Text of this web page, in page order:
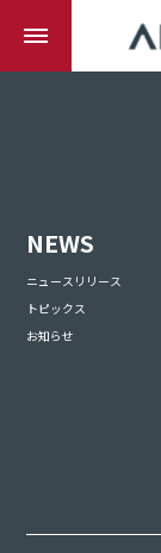
NEWS
ニュースリリース
トピックス
お知らせ